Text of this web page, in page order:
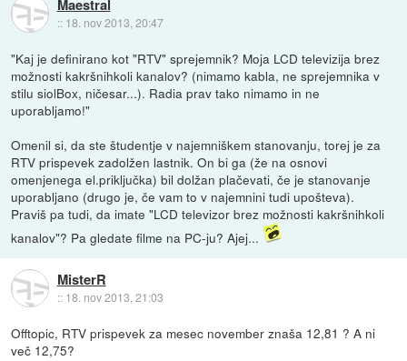
Maestral
:: 18. nov 2013, 20:47
"Kaj je definirano kot "RTV" sprejemnik? Moja LCD televizija brez
možnosti kakršnihkoli kanalov? (nimamo kabla, ne sprejemnika v
stilu siolBox, ničesar...). Radia prav tako nimamo in ne
uporabljamo!"
Omenil si, da ste študentje v najemniškem stanovanju, torej je za
RTV prispevek zadolžen lastnik. On bi ga (že na osnovi
omenjenega el.priključka) bil dolžan plačevati, če je stanovanje
uporabljano (drugo je, če vam to v najemnini tudi upošteva).
Praviš pa tudi, da imate "LCD televizor brez možnosti kakršnihkoli
kanalov"? Pa gledate filme na PC-ju? Ajej...
MisterR
:: 18. nov 2013, 21:03
Offtopic, RTV prispevek za mesec november znaša 12,81 ? A ni
več 12,75?